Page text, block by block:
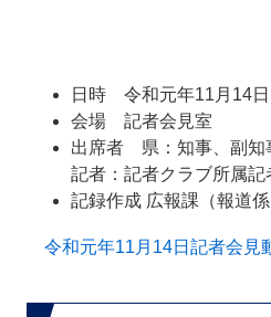
日時 令和元年11月14
会場 記者会見室
出席者 県：知事、副知
記者：記者クラブ所属記
記録作成 広報課（報道係
令和元年11月14日記者会見